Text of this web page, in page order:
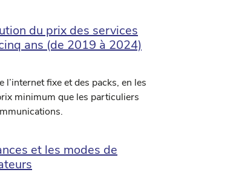
du prix des services
ans (de 2019 à 2024)
fixe et des packs, en les
minimum que les particuliers
et les modes de